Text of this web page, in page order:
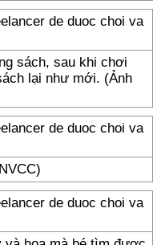
sách, sau khi chơi
lại như mới. (Ảnh